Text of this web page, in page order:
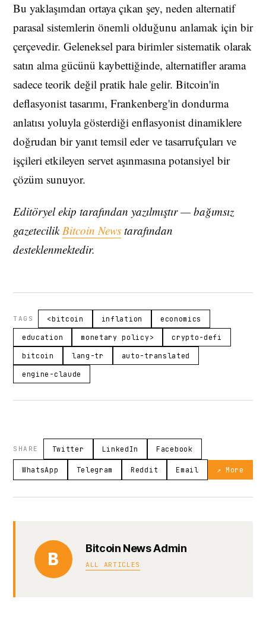
Bu yaklaşımdan ortaya çıkan şey, neden alternatif
parasal sistemlerin önemli olduğunu anlamak için bir
çerçevedir. Geleneksel para birimler sistematik olarak
satın alma gücünü kaybettiğinde, alternatifler arama
sadece teorik değil pratik hale gelir. Bitcoin'in
deflasyonist tasarımı, Frankenberg'in dondurma
anlatısı yoluyla gösterdiği enflasyonist dinamiklere
doğrudan bir yanıt temsil eder ve tasarrufçuları ve
işçileri etkileyen servet aşınmasına potansiyel bir
çözüm sunuyor.
Editöryel ekip tarafından yazılmıştır — bağımsız
gazetecilikBitcoin News tarafından
desteklenmektedir.
TAGS <bitcoin inflation economics
education monetary policy> crypto-defi
bitcoin lang-tr auto-translated
engine-claude
SHARE Twitter LinkedIn Facebook
WhatsApp Telegram Reddit Email ↗ More
B
Bitcoin News Admin
ALL ARTICLES